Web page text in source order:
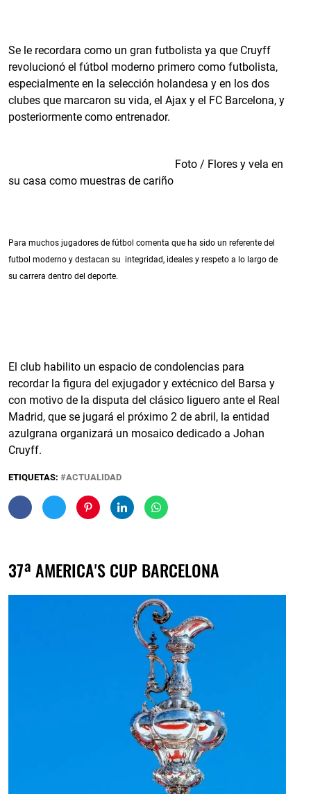
Se le recordara como un gran futbolista ya que Cruyff
revolucionó el fútbol moderno primero como futbolista,
especialmente en la selección holandesa y en los dos
clubes que marcaron su vida, el Ajax y el FC Barcelona, y
posteriormente como entrenador.
Foto / Flores y vela en
su casa como muestras de cariño
Para muchos jugadores de fútbol comenta que ha sido un referente del
futbol moderno y destacan su integridad, ideales y respeto a lo largo de
su carrera dentro del deporte.
El club habilito un espacio de condolencias para
recordar la figura del exjugador y extécnico del Barsa y
con motivo de la disputa del clásico liguero ante el Real
Madrid, que se jugará el próximo 2 de abril, la entidad
azulgrana organizará un mosaico dedicado a Johan
Cruyff.
ETIQUETAS: ACTUALIDAD
37ª AMERICA'S CUP BARCELONA